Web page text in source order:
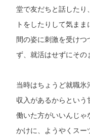
堂で友だちと話したり
トをしたりして気ま
間の姿に刺激を受けつ
ず、就活はせずにその
当時はちょうど就職
収入があるからという
働いた方がいいんじゃ
かけに、ようやくスー